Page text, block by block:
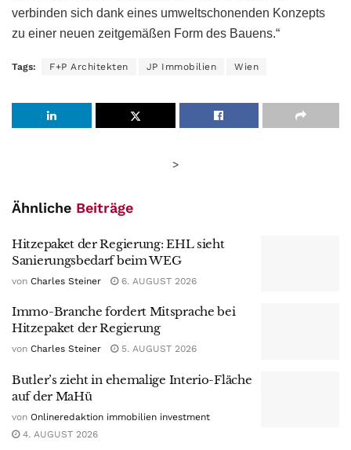
verbinden sich dank eines umweltschonenden Konzepts
zu einer neuen zeitgemäßen Form des Bauens.“
Tags: F+P Architekten JP Immobilien Wien
>
Ähnliche Beiträge
Hitzepaket der Regierung: EHL sieht
Sanierungsbedarf beim WEG
von Charles Steiner 6. AUGUST 2026
Immo-Branche fordert Mitsprache bei
Hitzepaket der Regierung
von Charles Steiner 5. AUGUST 2026
Butler’s zieht in ehemalige Interio-Fläche
auf der MaHü
von Onlineredaktion immobilien investment
4. AUGUST 2026